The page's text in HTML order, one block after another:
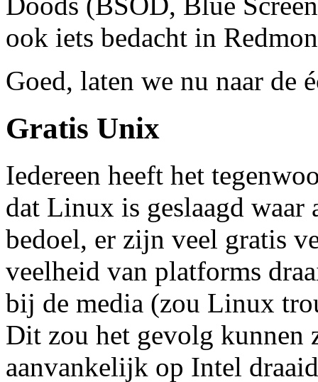
ook iets bedacht in
Goed, laten we nu naar de
Gratis Unix
Iedereen heeft het
dat Linux is geslaagd waar
bedoel, er zijn veel gratis
veelheid van platforms
bij de media (zou Linux
Dit zou het gevolg
aanvankelijk op Intel